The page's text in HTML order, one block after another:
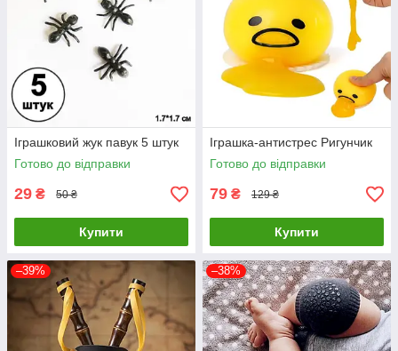
Іграшковий жук павук 5 штук
Готово до відправки
29 ₴ 50 ₴
Купити
Іграшка-антистрес Ригунчик
Готово до відправки
79 ₴ 129 ₴
Купити
–39% –38%